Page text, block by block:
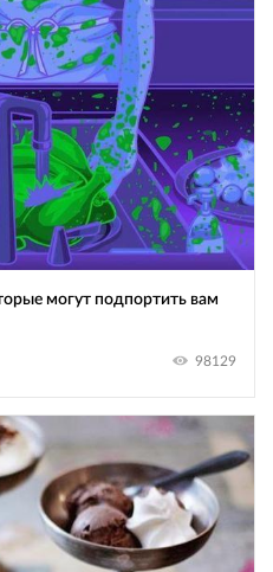
могут подпортить вам
98129